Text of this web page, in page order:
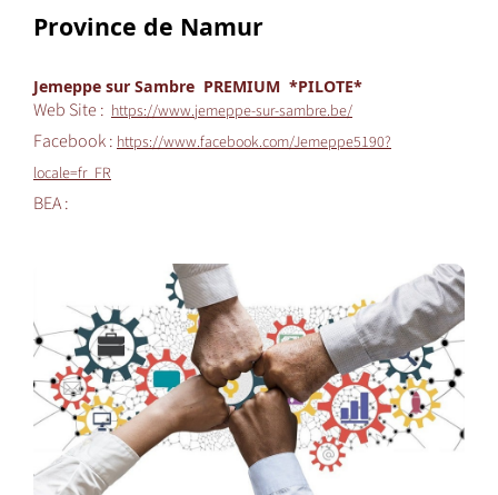
Province de Namur
Jemeppe sur Sambre PREMIUM *PILOTE*
Web Site : https://www.jemeppe-sur-sambre.be/
Facebook :https://www.facebook.com/Jemeppe5190?
locale=fr_FR
BEA :